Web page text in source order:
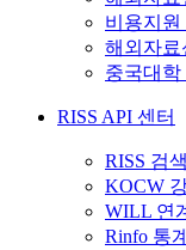
비용지원
해외자료
중국대학
RISS API 센터
RISS 검
KOCW
WILL 연
Rinfo 통